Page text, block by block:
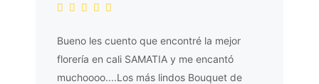
Bueno les cuento que encontré la mejor
florería en cali SAMATIA y me encantó
muchoooo....Los más lindos Bouquet de